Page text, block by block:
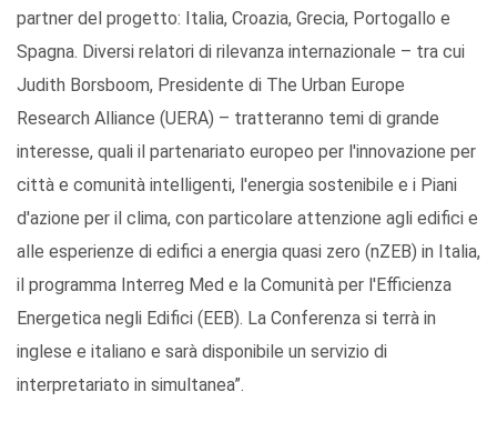
partner del progetto: Italia, Croazia, Grecia, Portogallo e
Spagna. Diversi relatori di rilevanza internazionale – tra cui
Judith Borsboom, Presidente di The Urban Europe
Research Alliance (UERA) – tratteranno temi di grande
interesse, quali il partenariato europeo per l'innovazione per
città e comunità intelligenti, l'energia sostenibile e i Piani
d'azione per il clima, con particolare attenzione agli edifici e
alle esperienze di edifici a energia quasi zero (nZEB) in Italia,
il programma Interreg Med e la Comunità per l'Efficienza
Energetica negli Edifici (EEB). La Conferenza si terrà in
inglese e italiano e sarà disponibile un servizio di
interpretariato in simultanea”.